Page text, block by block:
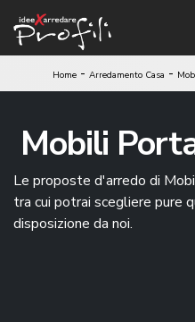
Home- Arredamento Casa -
Mobili
Le proposte d'arredo di
tra cui potrai scegliere pure
disposizione da noi.